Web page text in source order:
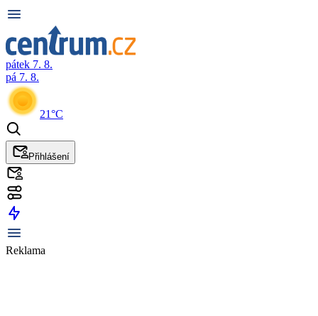
pátek 7. 8.
pá 7. 8.
21°C
Přihlášení
Reklama